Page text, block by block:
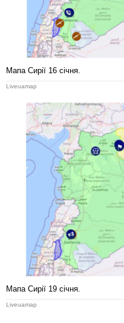
Мапа Сирії 16 січня.
Liveuamap
Мапа Сирії 19 січня.
Liveuamap